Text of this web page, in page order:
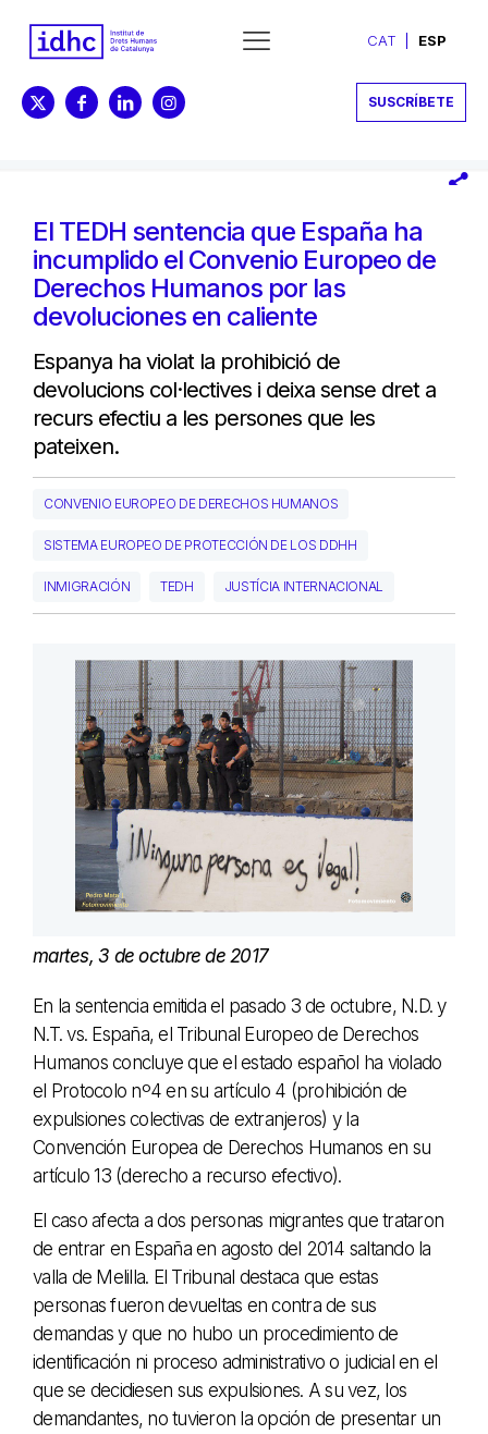
CAT ESP
SUSCRÍBETE
El TEDH sentencia que España ha
incumplido el Convenio Europeo de
Derechos Humanos por las
devoluciones en caliente
Espanya ha violat la prohibició de
devolucions col·lectives i deixa sense dret a
recurs efectiu a les persones que les
pateixen.
CONVENIO EUROPEO DE DERECHOS HUMANOS
SISTEMA EUROPEO DE PROTECCIÓN DE LOS DDHH
INMIGRACIÓN TEDH JUSTÍCIA INTERNACIONAL
martes, 3 de octubre de 2017
En la sentencia emitida el pasado 3 de octubre, N.D. y
N.T. vs. España, el Tribunal Europeo de Derechos
Humanos concluye que el estado español ha violado
el Protocolo nº4 en su artículo 4 (prohibición de
expulsiones colectivas de extranjeros) y la
Convención Europea de Derechos Humanos en su
artículo 13 (derecho a recurso efectivo).
El caso afecta a dos personas migrantes que trataron
de entrar en España en agosto del 2014 saltando la
valla de Melilla. El Tribunal destaca que estas
personas fueron devueltas en contra de sus
demandas y que no hubo un procedimiento de
identificación ni proceso administrativo o judicial en el
que se decidiesen sus expulsiones. A su vez, los
demandantes, no tuvieron la opción de presentar un